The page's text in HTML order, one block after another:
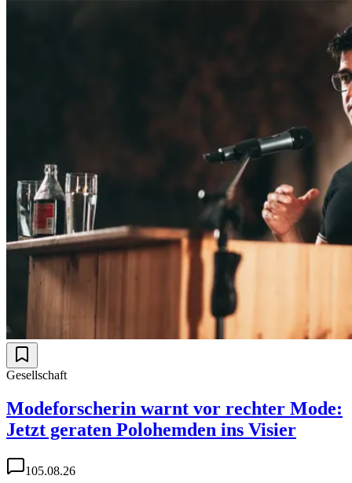
Gesellschaft
Modeforscherin warnt vor rechter Mode:
Jetzt geraten Polohemden ins Visier
105.08.26